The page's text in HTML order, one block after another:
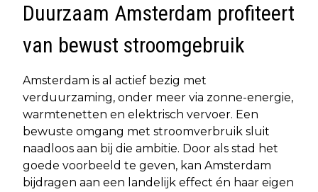
Duurzaam Amsterdam profiteert
van bewust stroomgebruik
Amsterdam is al actief bezig met
verduurzaming, onder meer via zonne-energie,
warmtenetten en elektrisch vervoer. Een
bewuste omgang met stroomverbruik sluit
naadloos aan bij die ambitie. Door als stad het
goede voorbeeld te geven, kan Amsterdam
bijdragen aan een landelijk effect én haar eigen